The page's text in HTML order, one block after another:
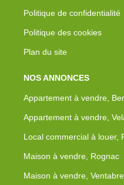
Politique de confidentialité
Politique des cookies
Plan du site
NOS ANNONCES
Appartement à vendre,
Appartement à vendre,
Local commercial à louer,
Maison à vendre, Rognac
Maison à vendre,